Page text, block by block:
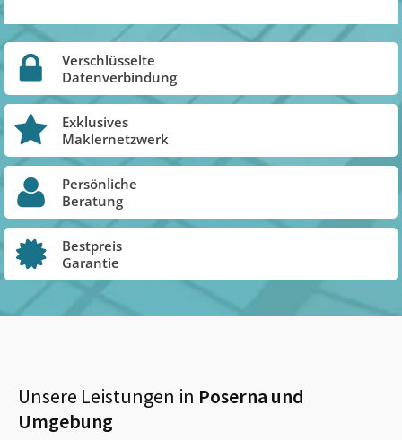
Verschlüsselte
Datenverbindung
Exklusives
Maklernetzwerk
Persönliche
Beratung
Bestpreis
Garantie
Unsere Leistungen in Poserna und
Umgebung